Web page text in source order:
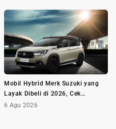
Mobil Hybrid Merk Suzuki yang
Layak Dibeli di 2026, Cek
Daftarnya!
6 Agu 2026